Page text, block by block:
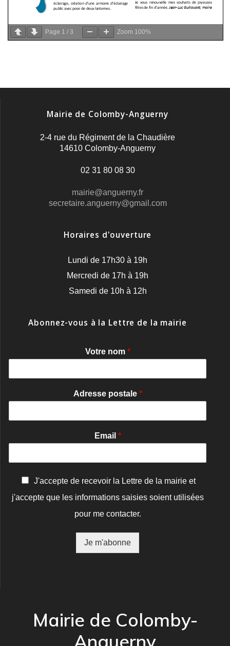
Page 1 / 3 Zoom 100%
Mairie de Colomby-Anguerny
2-4 rue du Régiment de la Chaudière
14610 Colomby-Anguerny
02 31 80 08 30
mairie@anguerny.fr
secretaire.anguerny@gmail.com
Horaires d'ouverture
Lundi de 17h30 à 19h
Mercredi de 17h à 19h
Samedi de 10h à 12h
Abonnez-vous à la Lettre de la mairie
Votre nom *
Adresse postale *
Email *
n
J'accepte de recevoir la Lettre de la mairie et
j'accepte que les informations saisies soient utilisées
pour me contacter.
Je m'abonne
Mairie de Colomby-
Anguerny